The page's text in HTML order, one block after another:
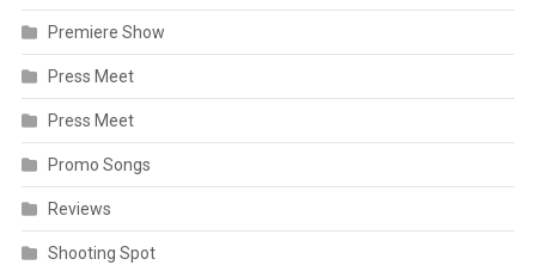
Premiere Show
Press Meet
Press Meet
Promo Songs
Reviews
Shooting Spot